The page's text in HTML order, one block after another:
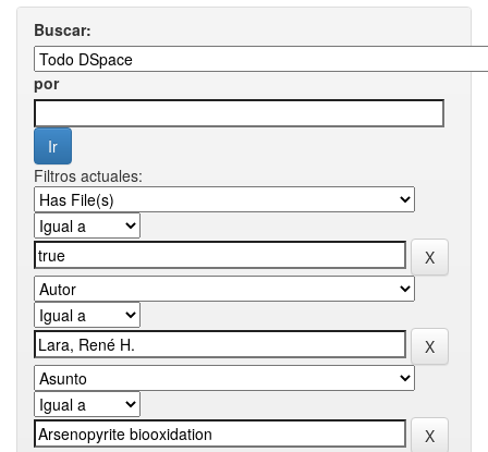
Buscar:
por
Filtros actuales: